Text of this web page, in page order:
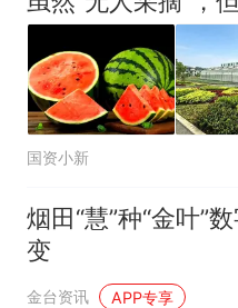
国资小新
烟田“慧”种“金叶”
变
金台资讯 APP专享